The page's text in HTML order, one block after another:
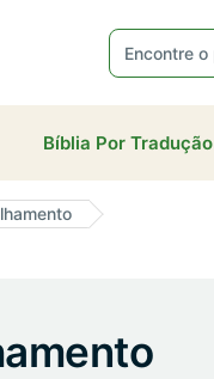
Bíblia Por Tradução